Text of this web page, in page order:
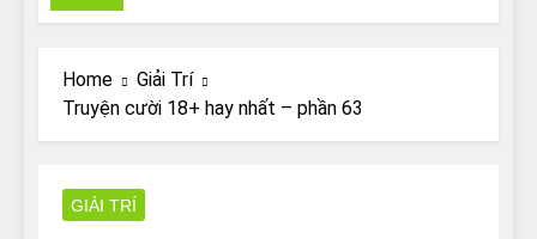
Why Do Bulldogs Snore?
And How to Minimize It!
Home
Giải Trí
Truyện cười 18+ hay nhất – phần 63
GIẢI TRÍ